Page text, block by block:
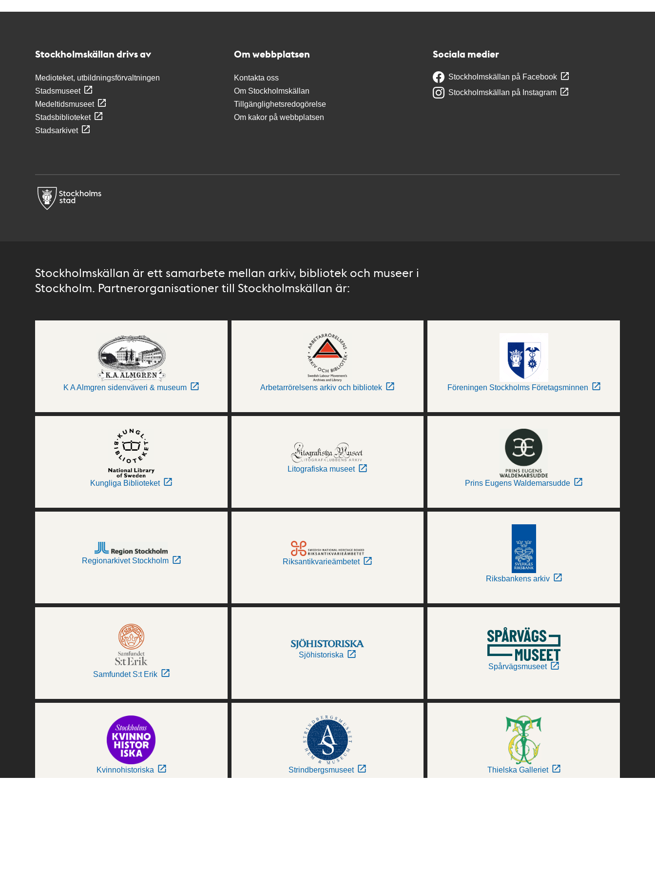
Stockholmskällan drivs av
Medioteket, utbildningsförvaltningen
Stadsmuseet
Medeltidsmuseet
Stadsbiblioteket
Stadsarkivet
Om webbplatsen
Kontakta oss
Om Stockholmskällan
Tillgänglighetsredogörelse
Om kakor på webbplatsen
Sociala medier
Stockholmskällan på Facebook
Stockholmskällan på Instagram
Stockholmskällan är ett samarbete mellan arkiv, bibliotek och museer i
Stockholm. Partnerorganisationer till Stockholmskällan är:
K A Almgren sidenväveri & museum Arbetarrörelsens arkiv och bibliotek Föreningen Stockholms Företagsminnen
Kungliga Biblioteket
Litografiska museet
Prins Eugens Waldemarsudde
Regionarkivet Stockholm Riksantikvarieämbetet
Riksbankens arkiv
Samfundet S:t Erik
Sjöhistoriska
Spårvägsmuseet
Kvinnohistoriska Strindbergsmuseet Thielska Galleriet